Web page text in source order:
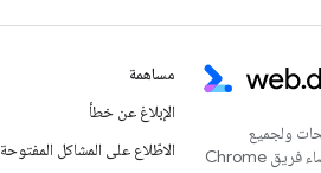
ولجميع
المستخدمين. يُعدّ هذا الموقع الإلكتروني المركز الرئيسي للمحتوى الذي كتبه أعضاء فريق Chrome
مساهمة
الإبلاغ عن خطأ
الاطّلاع على المشاكل المفتوحة